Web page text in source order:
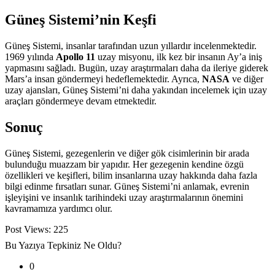
Güneş Sistemi’nin Keşfi
Güneş Sistemi, insanlar tarafından uzun yıllardır incelenmektedir.
1969 yılında Apollo 11 uzay misyonu, ilk kez bir insanın Ay’a iniş
yapmasını sağladı. Bugün, uzay araştırmaları daha da ileriye giderek
Mars’a insan göndermeyi hedeflemektedir. Ayrıca, NASA ve diğer
uzay ajansları, Güneş Sistemi’ni daha yakından incelemek için uzay
araçları göndermeye devam etmektedir.
Sonuç
Güneş Sistemi, gezegenlerin ve diğer gök cisimlerinin bir arada
bulunduğu muazzam bir yapıdır. Her gezegenin kendine özgü
özellikleri ve keşifleri, bilim insanlarına uzay hakkında daha fazla
bilgi edinme fırsatları sunar. Güneş Sistemi’ni anlamak, evrenin
işleyişini ve insanlık tarihindeki uzay araştırmalarının önemini
kavramamıza yardımcı olur.
Post Views: 225
Bu Yazıya Tepkiniz Ne Oldu?
0